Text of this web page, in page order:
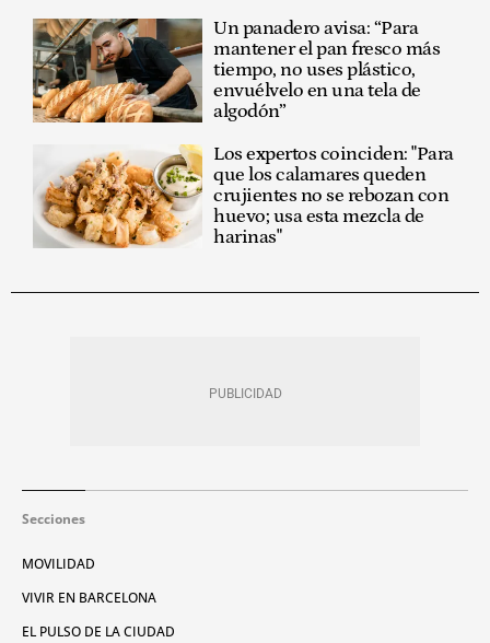
Un panadero avisa: “Para
mantener el pan fresco más
tiempo, no uses plástico,
envuélvelo en una tela de
algodón”
Los expertos coinciden: "Para
que los calamares queden
crujientes no se rebozan con
huevo; usa esta mezcla de
harinas"
Secciones
MOVILIDAD
VIVIR EN BARCELONA
EL PULSO DE LA CIUDAD